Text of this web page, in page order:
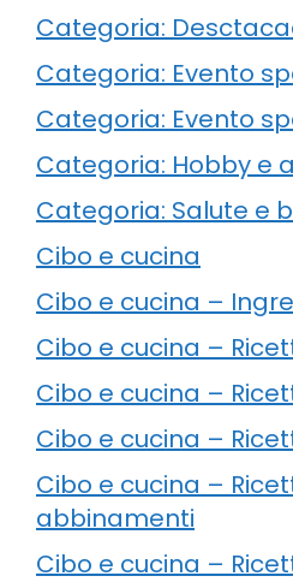
Categoria:
Categoria: Evento
Categoria: Evento
Categoria: Hobby e
Categoria: Salute e
Cibo e cucina
Cibo e cucina –
Cibo e cucina –
Cibo e cucina –
Cibo e cucina –
Cibo e cucina –
abbinamenti
Cibo e cucina –